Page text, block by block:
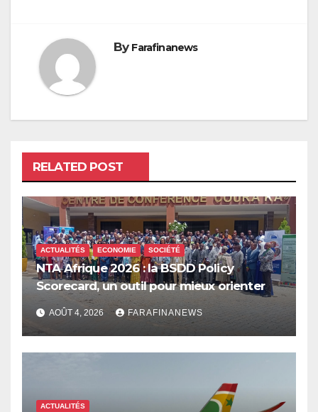
By Farafinanews
RELATED POST
ACTUALITÉS ECONOMIE SOCIÉTÉ
NTA Afrique 2026 : la BSDD Policy
Scorecard, un outil pour mieux orienter
les dépenses publiques
AOÛT 4, 2026 FARAFINANEWS
ACTUALITÉS